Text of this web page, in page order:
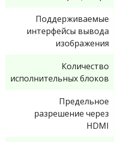
Поддерживаемые
интерфейсы вывода
изображения
Количество
исполнительных блоков
Предельное
разрешение через
HDMI